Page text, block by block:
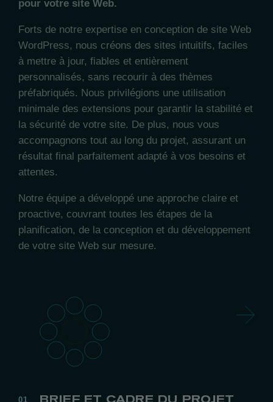
pour votre site Web.
Forts de notre expertise en conception de site Web
WordPress, nous créons des sites intuitifs, faciles
à mettre à jour, fiables et entièrement
personnalisés, sans recourir à des thèmes
préfabriqués. Nous privilégions une utilisation
minimale des extensions pour garantir la stabilité et
la sécurité de votre site. De plus, nous vous
accompagnons tout au long du projet, assurant un
résultat final parfaitement adapté à vos besoins et
attentes.
Notre équipe a développé une approche claire et
proactive, couvrant toutes les étapes de la
planification, de la conception et du développement
de votre site Web sur mesure.